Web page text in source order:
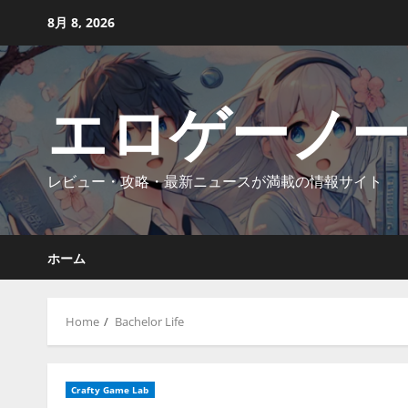
content
8月 8, 2026
エロゲーノ
レビュー・攻略・最新ニュースが満載の情報サイト
ホーム
Home Bachelor Life
Crafty Game Lab